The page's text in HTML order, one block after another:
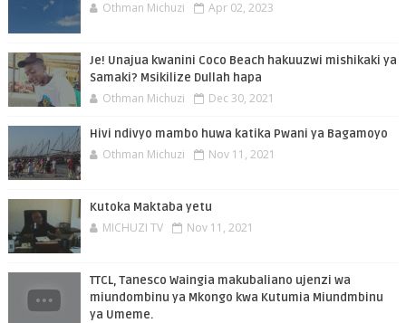
Othman Michuzi Apr 02, 2023
Je! Unajua kwanini Coco Beach hakuuzwi mishikaki ya
Samaki? Msikilize Dullah hapa
Othman Michuzi Dec 30, 2021
Hivi ndivyo mambo huwa katika Pwani ya Bagamoyo
Othman Michuzi Nov 11, 2021
Kutoka Maktaba yetu
MICHUZI TV Nov 11, 2021
TTCL, Tanesco Waingia makubaliano ujenzi wa
miundombinu ya Mkongo kwa Kutumia Miundmbinu
ya Umeme.